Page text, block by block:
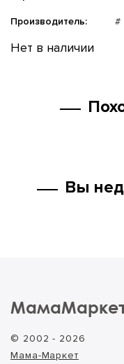
Производитель: #
Нет в наличии
Вы
© 2002 - 2026
Мама-Маркет